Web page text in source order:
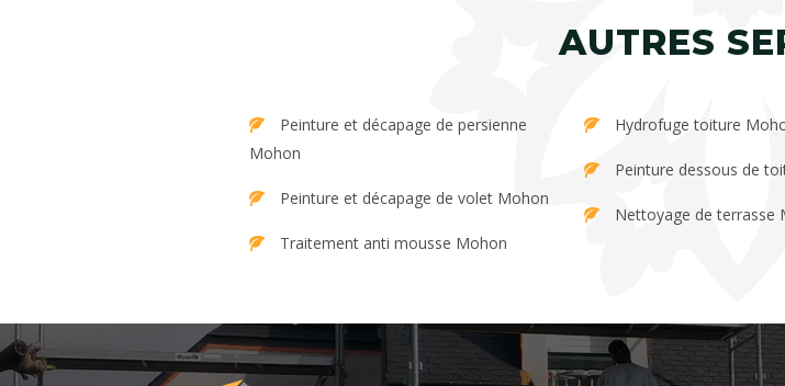
AUTRES
Mohon
Peinture et décapage de volet Mohon
Traitement anti mousse Mohon
Hydrofuge toiture
Peinture dessous de
Nettoyage de terrasse